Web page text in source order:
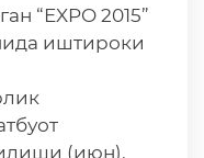
“EXPO 2015”
иштироки
(июн).